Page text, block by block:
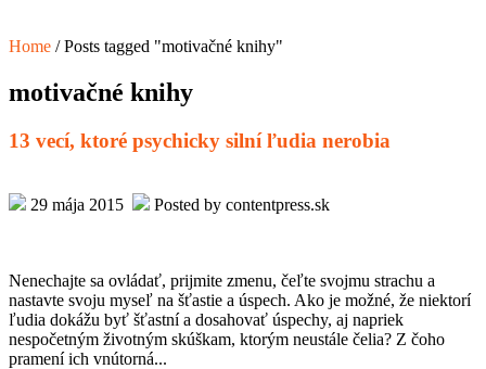
Home /Posts tagged "motivačné knihy"
motivačné knihy
13 vecí, ktoré psychicky silní ľudia nerobia
29 mája 2015 Posted by contentpress.sk
Nenechajte sa ovládať, prijmite zmenu, čeľte svojmu strachu a
nastavte svoju myseľ na šťastie a úspech. Ako je možné, že niektorí
ľudia dokážu byť šťastní a dosahovať úspechy, aj napriek
nespočetným životným skúškam, ktorým neustále čelia? Z čoho
pramení ich vnútorná...